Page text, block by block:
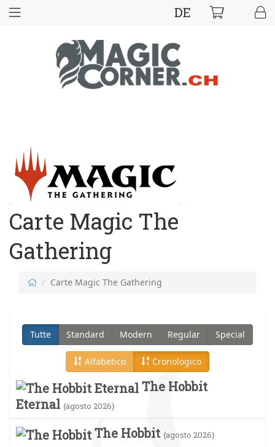
DE
Carte Magic The
Gathering
Carte Magic The Gathering
Tutte Standard Modern Regular Special
Alfabetico Cronologico
The Hobbit
Eternal {agosto 2026}
The Hobbit {agosto 2026}